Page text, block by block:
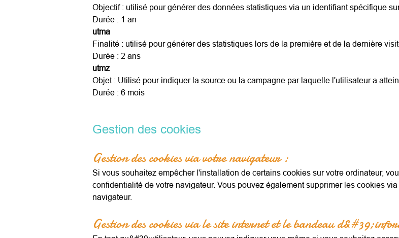
Objectif : utilisé pour générer des données statistiques via un identifiant spécifique
Durée : 1 an
utma
Finalité : utilisé pour générer des statistiques lors de la première et de la dernière
Durée : 2 ans
utmz
Objet : Utilisé pour indiquer la source ou la campagne par laquelle l'utilisateur a
Durée : 6 mois
Gestion des cookies
Gestion des cookies via votre navigateur :
Si vous souhaitez empêcher l'installation de certains cookies sur votre ordinateur,
confidentialité de votre navigateur. Vous pouvez également supprimer les cookies
navigateur.
Gestion des cookies via le site internet et le bandeau